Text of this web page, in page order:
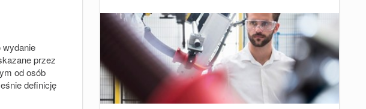
wydanie
przez
od osób
definicję